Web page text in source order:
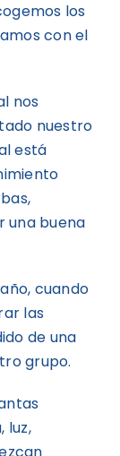
los
con el
nos
nuestro
está
una buena
cuando
las
de una
grupo.
luz,